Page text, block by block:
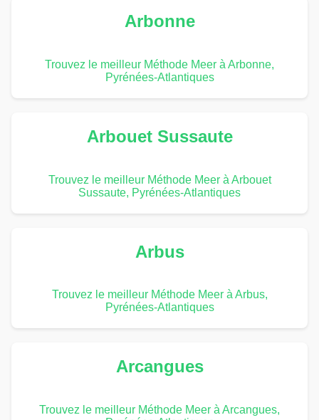
Arbonne
Trouvez le meilleur Méthode Meer à Arbonne,
Pyrénées-Atlantiques
Arbouet Sussaute
Trouvez le meilleur Méthode Meer à Arbouet
Sussaute, Pyrénées-Atlantiques
Arbus
Trouvez le meilleur Méthode Meer à Arbus,
Pyrénées-Atlantiques
Arcangues
Trouvez le meilleur Méthode Meer à Arcangues,